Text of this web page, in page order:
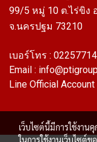
99/5 หมู่ 10 ต.ไร่ขิง
จ.นครปฐม 73210
เบอร์โทร :
Email :
Line Official Account
เว็บไซต์นี้มีการใช้งา
ในการใช้งานเว็บไซต์